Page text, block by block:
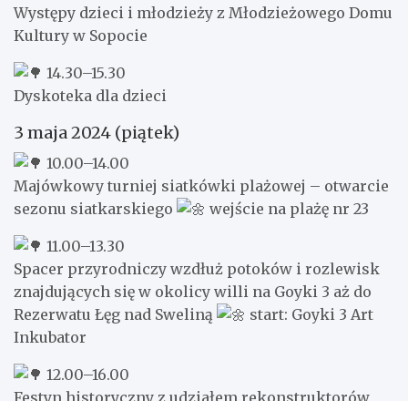
Występy dzieci i młodzieży z Młodzieżowego Domu
Kultury w Sopocie
14.30–15.30
Dyskoteka dla dzieci
3 maja 2024 (piątek)
10.00–14.00
Majówkowy turniej siatkówki plażowej – otwarcie
sezonu siatkarskiego
wejście na plażę nr 23
11.00–13.30
Spacer przyrodniczy wzdłuż potoków i rozlewisk
znajdujących się w okolicy willi na Goyki 3 aż do
Rezerwatu Łęg nad Sweliną
start: Goyki 3 Art
Inkubator
12.00–16.00
Festyn historyczny z udziałem rekonstruktorów